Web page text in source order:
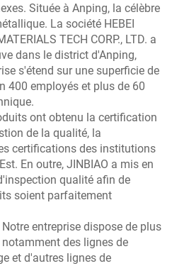
Située à Anping, la célèbre
La société HEBEI
TECH CORP., LTD. a
dans le district d'Anping,
s'étend sur une superficie de
400 employés et plus de 60
ont obtenu la certification
de la qualité, la
certifications des institutions
En outre, JINBIAO a mis en
qualité afin de
soient parfaitement
Notre entreprise dispose de plus
des lignes de
et d'autres lignes de